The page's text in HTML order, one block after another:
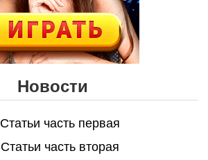
Новости
Статьи часть первая
Статьи часть вторая